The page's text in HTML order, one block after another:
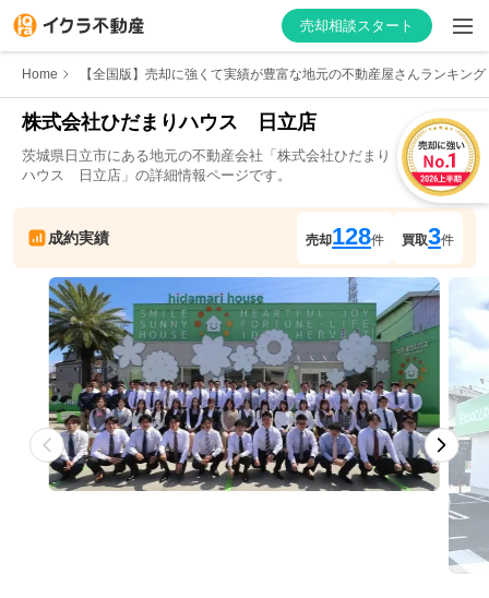
売却相談スタート
はじめての方へ
物件の価格を知る
お家の売却を学ぶ
不動産会社向け情報
Home 【全国版】売却に強くて実績が豊富な地元の不動産屋さんランキング
株式会社ひだまりハウス　日立店
茨城県 日立市にある地元の不動産会社「 株式会社ひだまり
ハウス　日立店 」の詳細情報ページです。
成約実績 売却128件 買取3件